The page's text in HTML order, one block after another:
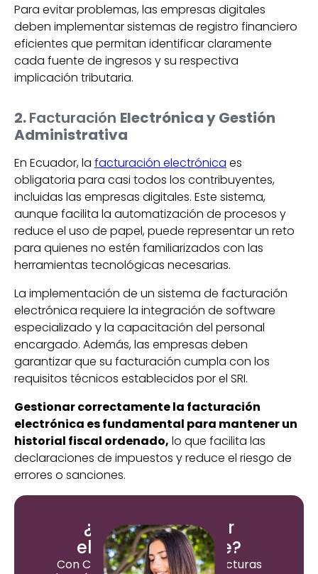
Para evitar problemas, las empresas digitales
deben implementar sistemas de registro financiero
eficientes que permitan identificar claramente
cada fuente de ingresos y su respectiva
implicación tributaria.
2.Facturación Electrónica y Gestión
Administrativa
En Ecuador, la facturación electrónica es
obligatoria para casi todos los contribuyentes,
incluidas las empresas digitales. Este sistema,
aunque facilita la automatización de procesos y
reduce el uso de papel, puede representar un reto
para quienes no estén familiarizados con las
herramientas tecnológicas necesarias.
La implementación de un sistema de facturación
electrónica requiere la integración de software
especializado y la capacitación del personal
encargado. Además, las empresas deben
garantizar que su facturación cumpla con los
requisitos técnicos establecidos por el SRI.
Gestionar correctamente la facturación
electrónica es fundamental para mantener un
historial fiscal ordenado, lo que facilita las
declaraciones de impuestos y reduce el riesgo de
errores o sanciones.
¿Quieres facturar
electrónicamente?
Con ContApp podrás emitir facturas